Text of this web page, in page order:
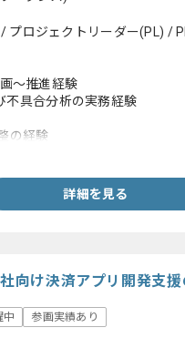
プロジェクトリーダー(PL) /
〜推進経験
不具合分析の実務経験
の経験
詳細を見る
向け決済アプリ開発支
中 参画実績あり